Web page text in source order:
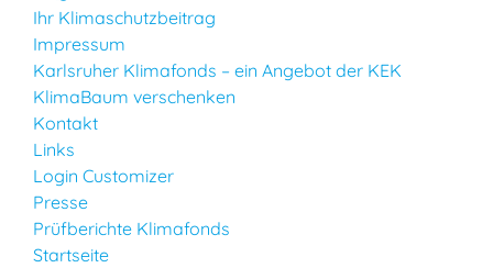
Ihr Klimaschutzbeitrag
Impressum
Karlsruher Klimafonds – ein Angebot der KEK
KlimaBaum verschenken
Kontakt
Links
Login Customizer
Presse
Prüfberichte Klimafonds
Startseite